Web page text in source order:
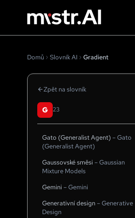
Domů Slovník AI Gradient
Zpět na slovník
G 23
Gato (Generalist Agent)–Gato
(Generalist Agent)
Gaussovské směsi –Gaussian
Mixture Models
Gemini –Gemini
Generativní design–Generative
Design